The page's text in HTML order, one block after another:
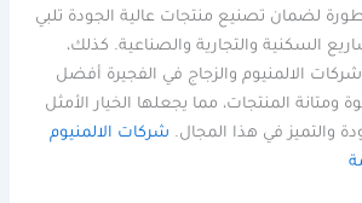
لضمان تصنيع منتجات عالية الجودة تلبي
السكنية والتجارية والصناعية. كذلك،
الالمنيوم والزجاج في الفجيرة أفضل
ومتانة المنتجات، مما يجعلها الخيار الأمثل
والتميز في هذا المجال. شركات الالمنيوم